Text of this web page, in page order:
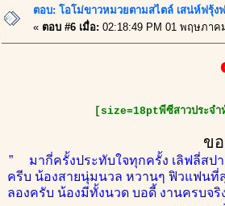
ตอบ: โอโม่ขาวหมวยตามสไตล์ เสน่ห์ฟรุ้ง
« ตอบ #6 เมื่อ: 02:18:49 PM 01 พฤษภาค
[size=18ptพีซีสาวประจำ
ข
” มากี่ครั้งประทับใจทุกครั้ง เลิฟลี่สป
ครีบ น้องสายนุ่มนวล หวานๆ ฟิวแฟนที่
ลองครับ น้องมีทั้งนวด บอดี้ งานครบจ